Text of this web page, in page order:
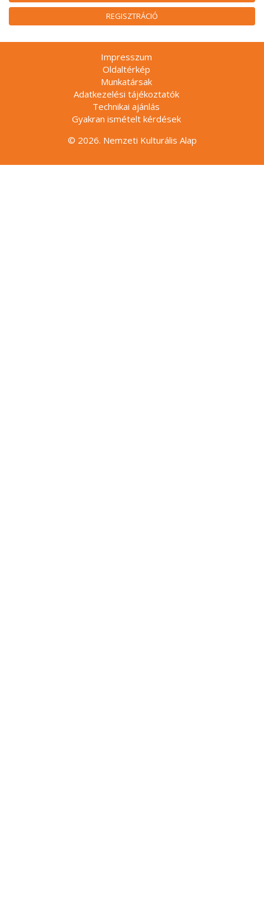
REGISZTRÁCIÓ
Impresszum
Oldaltérkép
Munkatársak
Adatkezelési tájékoztatók
Technikai ajánlás
Gyakran ismételt kérdések
© 2026. Nemzeti Kulturális Alap